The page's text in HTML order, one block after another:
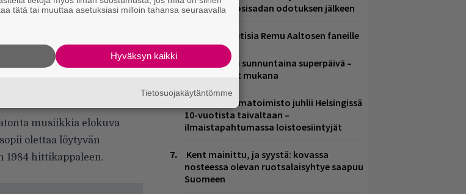
päätöksiä, joihin kuuluu
auki olevassa
joka näkee Katen
jouluun, vuoden
musiikkia elokuva
olettaa löytyvän
1984 hittikappaleen.
neljännesvuosisadan odotuksen jälkeen
Mainioita uutisia Remu Aaltosen faneille
Tampereella sunnuntaina superpäivä –
nämä artistit mukana
Mainio ohjelmatoimisto juhlii Helsingissä
10-vuotista taivaltaan –
ilmaistapahtumassa loistoesiintyjät
Kent mainittu, ja syystä: kovassa
nosteessa olevan ruotsalaisyhtye saapuu
Suomeen
tätä tai muuttaa asetuksiasi milloin tahansa seuraavalla
Hyväksyn kaikki
Tietosuojakäytäntömme